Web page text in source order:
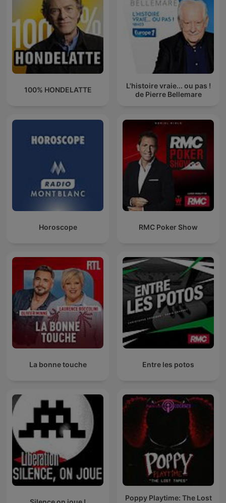
100% HONDELATTE
L'histoire vraie... ou pas !
de Pierre Bellemare
Horoscope RMC Poker Show
La bonne touche Entre les potos
Poppy Playtime: The Lost